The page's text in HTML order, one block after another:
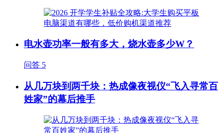
电水壶功率一般有多大，烧水壶多少W？
问答 5
从几万块到两千块：热成像夜视仪“飞入寻常百
姓家”的幕后推手